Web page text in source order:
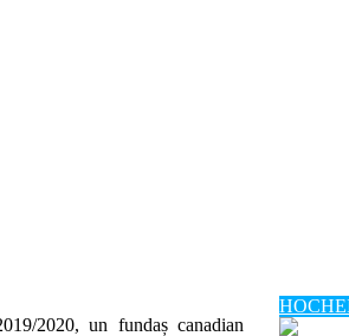
2020, un fundaș canadian